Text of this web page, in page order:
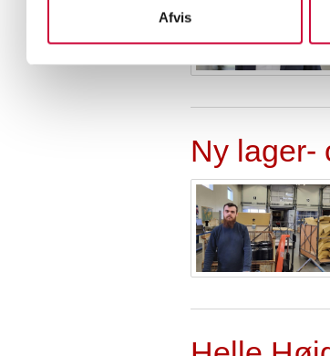
Afvis
Ny lager-